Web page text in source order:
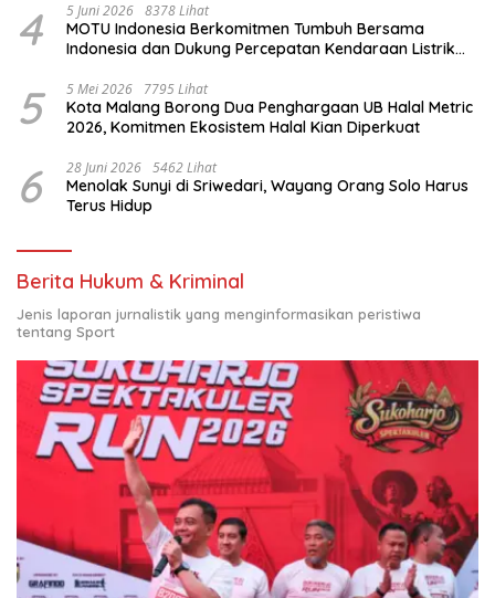
4 5 Juni 2026 8378 Lihat
MOTU Indonesia Berkomitmen Tumbuh Bersama
Indonesia dan Dukung Percepatan Kendaraan Listrik
5 5 Mei 2026 7795 Lihat
Kota Malang Borong Dua Penghargaan UB Halal Metric
2026, Komitmen Ekosistem Halal Kian Diperkuat
6 28 Juni 2026 5462 Lihat
Menolak Sunyi di Sriwedari, Wayang Orang Solo Harus
Terus Hidup
Berita Hukum & Kriminal
Jenis laporan jurnalistik yang menginformasikan peristiwa
tentang Sport